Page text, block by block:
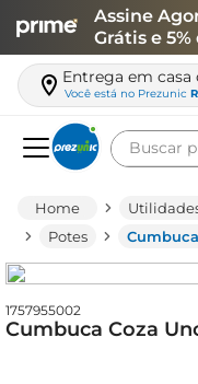
Assine
Grátis e
Entrega em
Você está no Prezunic
Buscar
Potes
1757955002
Cumbuca Coza
leite
queijo